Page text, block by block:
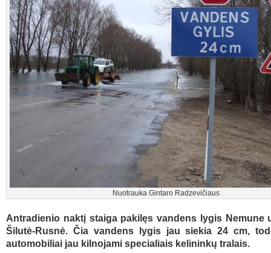
Nuotrauka Gintaro Radzevičiaus
Antradienio naktį staiga pakilęs vandens lygis Nemune
Šilutė-Rusnė. Čia vandens lygis jau siekia 24 cm,
automobiliai jau kilnojami specialiais kelininkų tralais.